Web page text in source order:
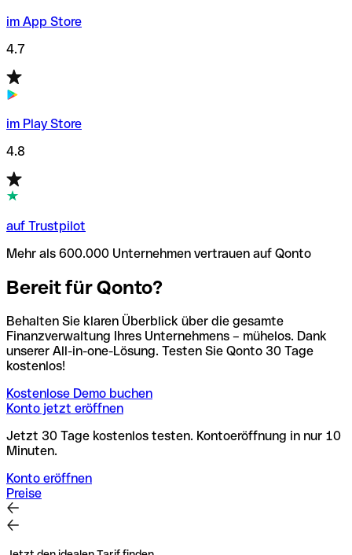
im App Store
4.7
im Play Store
4.8
auf Trustpilot
Mehr als 600.000 Unternehmen vertrauen auf Qonto
Bereit für Qonto?
Behalten Sie klaren Überblick über die gesamte
Finanzverwaltung Ihres Unternehmens – mühelos. Dank
unserer All-in-one-Lösung. Testen Sie Qonto 30 Tage
kostenlos!
Kostenlose Demo buchen
Konto jetzt eröffnen
Jetzt 30 Tage kostenlos testen. Kontoeröffnung in nur 10
Minuten.
Konto eröffnen
Preise